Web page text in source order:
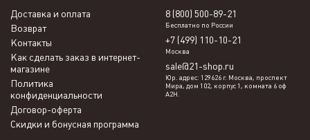
Доставка и оплата
Возврат
Контакты
Как сделать заказ в интернет-
магазине
Политика
конфиденциальности
Договор-оферта
Скидки и бонусная программа
8 (800) 500-89-21
Бесплатно по России
+7 (499) 110-10-21
Москва
sale@21-shop.ru
Юр. адрес: 129626 г. Москва, проспект
Мира, дом 102, корпус 1, комната 6 оф
А2Н.